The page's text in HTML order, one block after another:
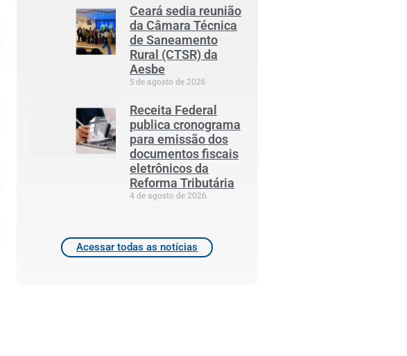
Ceará sedia reunião
da Câmara Técnica
de Saneamento
Rural (CTSR) da
Aesbe
5 de agosto de 2026
Receita Federal
publica cronograma
para emissão dos
documentos fiscais
eletrônicos da
Reforma Tributária
4 de agosto de 2026
Acessar todas as notícias